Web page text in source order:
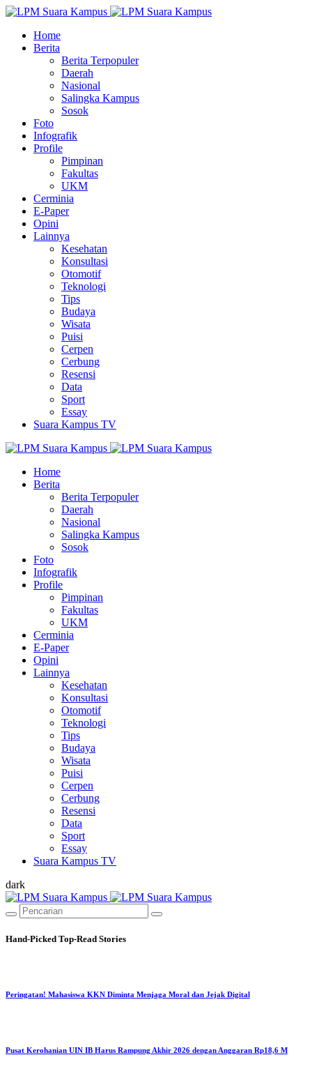
Home
Berita
Berita Terpopuler
Daerah
Nasional
Salingka Kampus
Sosok
Foto
Infografik
Profile
Pimpinan
Fakultas
UKM
Cerminia
E-Paper
Opini
Lainnya
Kesehatan
Konsultasi
Otomotif
Teknologi
Tips
Budaya
Wisata
Puisi
Cerpen
Cerbung
Resensi
Data
Sport
Essay
Suara Kampus TV
Home
Berita
Berita Terpopuler
Daerah
Nasional
Salingka Kampus
Sosok
Foto
Infografik
Profile
Pimpinan
Fakultas
UKM
Cerminia
E-Paper
Opini
Lainnya
Kesehatan
Konsultasi
Otomotif
Teknologi
Tips
Budaya
Wisata
Puisi
Cerpen
Cerbung
Resensi
Data
Sport
Essay
Suara Kampus TV
dark
Hand-Picked Top-Read Stories
Peringatan! Mahasiswa KKN Diminta Menjaga Moral dan Jejak Digital
Pusat Kerohanian UIN IB Harus Rampung Akhir 2026 dengan Anggaran Rp18,6 M